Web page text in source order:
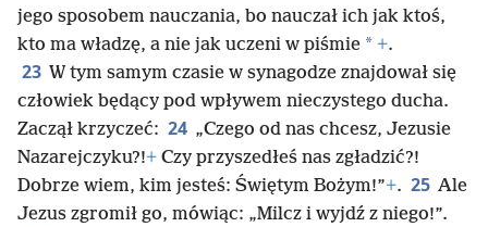
jego sposobem nauczania, bo nauczał ich jak ktoś,
kto ma władzę, a nie jak uczeni w piśmie * +.
23 W tym samym czasie w synagodze znajdował się
człowiek będący pod wpływem nieczystego ducha.
Zaczął krzyczeć: 24 „Czego od nas chcesz, Jezusie
Nazarejczyku?!+ Czy przyszedłeś nas zgładzić?!
Dobrze wiem, kim jesteś: Świętym Bożym!”+. 25 Ale
Jezus zgromił go, mówiąc: „Milcz i wyjdź z niego!”.